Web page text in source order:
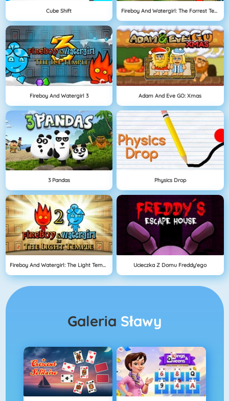
Cube Shift Fireboy And Watergirl: The Forrest Temple
Fireboy And Watergirl 3 Adam And Eve GO: Xmas
3 Pandas Physics Drop
Fireboy And Watergirl: The Light Temple Ucieczka Z Domu Freddy'ego
Galeria Sławy